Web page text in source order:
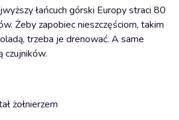
łańcuch górski Europy straci 80
Żeby zapobiec nieszczęściom, takim
trzeba je drenować. A same
czujników.
żołnierzem